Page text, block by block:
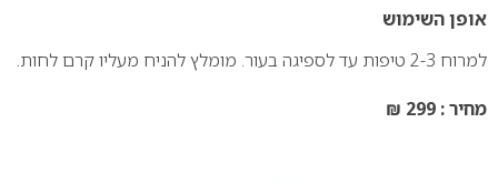
אופן השימוש
למרוח 2-3 טיפות עד לספיגה בעור. מומלץ להניח מעליו קרם לחות.
מחיר : 299 ₪